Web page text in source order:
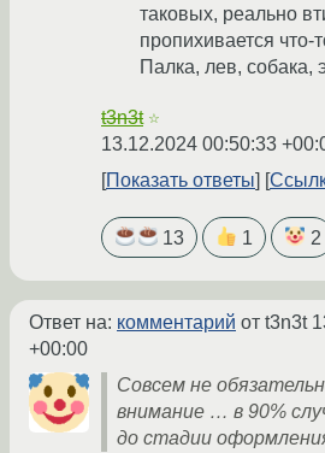
таковых, реально
пропихивается что-
Палка, лев, собака,
t3n3t ☆
13.12.2024 00:50:33
Показать ответы
13 1 2
Ответ на: комментарий от t3n3t
+00:00
Совсем не
внимание … в 90%
до стадии